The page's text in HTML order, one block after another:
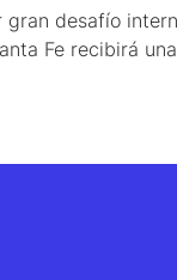
desafío
Fe recibirá